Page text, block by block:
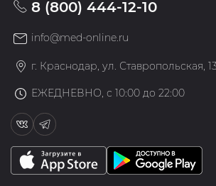
8 (800) 444-12-10
info@med-online.ru
г. Краснодар, ул. Ставропольская,
ЕЖЕДНЕВНО, с 10:00 до 22:00